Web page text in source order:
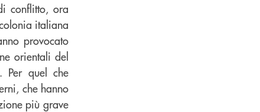
conflitto, ora
italiana
provocato
orientali del
Per quel che
che hanno
più grave